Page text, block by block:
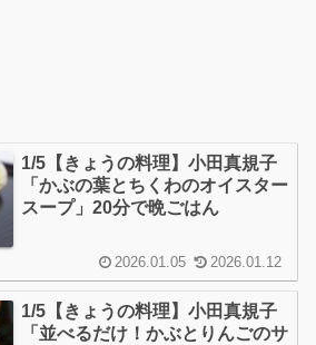
1/5【きょうの料理】小田真規子
「かぶの葉とちくわのオイスター
スープ」20分で晩ごはん
2026.01.05 2026.01.12
1/5【きょうの料理】小田真規子
「並べるだけ！かぶとりんごのサ